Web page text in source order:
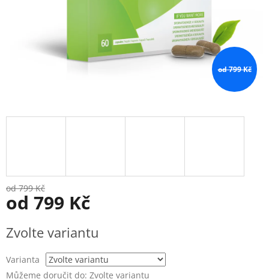
od 799 Kč
od 799 Kč
od 799 Kč
cena:
Zvolte variantu
Varianta
Můžeme doručit do: Zvolte variantu